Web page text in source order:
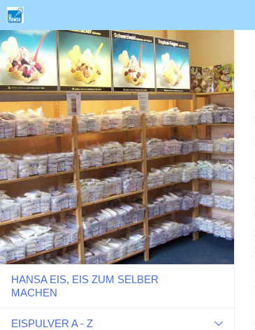
HANSA EIS, EIS ZUM SELBER
MACHEN
EISPULVER A - Z